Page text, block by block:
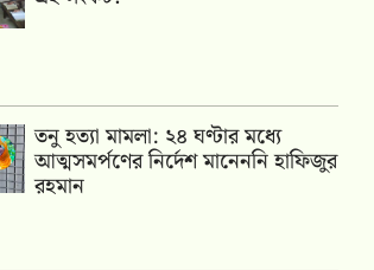
তনু হত্যা মামলা: ২৪ ঘণ্টার মধ্যে
আত্মসমর্পণের নির্দেশ মানেননি হাফিজুর
রহমান